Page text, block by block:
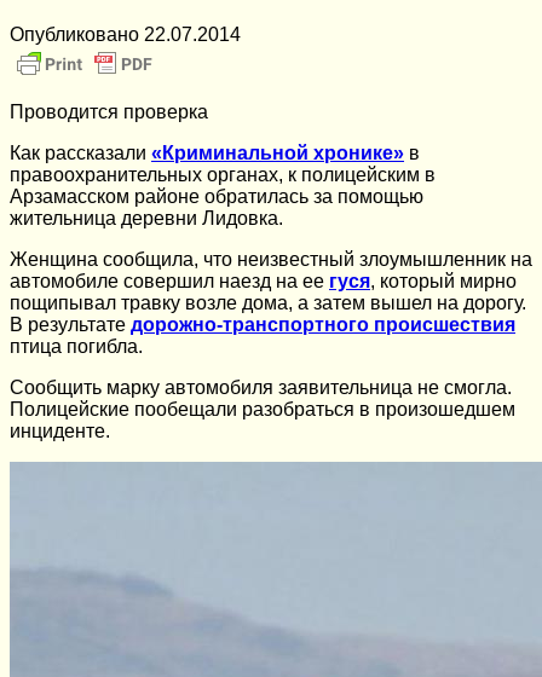
Опубликовано 22.07.2014
Проводится проверка
Как рассказали «Криминальной хронике» в
правоохранительных органах, к полицейским в
Арзамасском районе обратилась за помощью
жительница деревни Лидовка.
Женщина сообщила, что неизвестный злоумышленник на
автомобиле совершил наезд на ее гуся, который мирно
пощипывал травку возле дома, а затем вышел на дорогу.
В результате дорожно-транспортного происшествия
птица погибла.
Сообщить марку автомобиля заявительница не смогла.
Полицейские пообещали разобраться в произошедшем
инциденте.